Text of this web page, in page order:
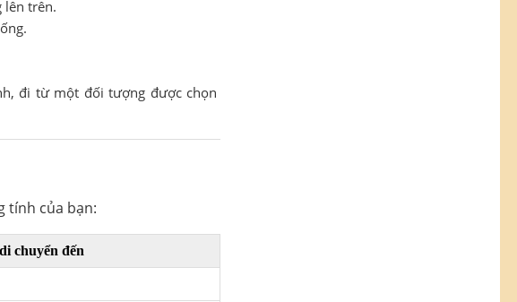
lên trên.
đi từ một đối tượng được chọn
tính của bạn:
chuyển đến